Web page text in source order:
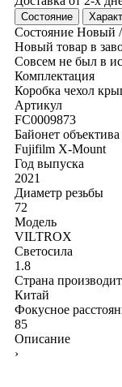
Состояние
Состояние Новый
Новый товар в
Совсем не был в
Комплектация
Коробка чехол
Артикул
FC0009873
Байонет объектива
Fujifilm X-Mount
Год выпуска
2021
Диаметр резьбы
72
Модель
VILTROX
Светосила
1.8
Страна
Китай
Фокусное
85
Описание
›